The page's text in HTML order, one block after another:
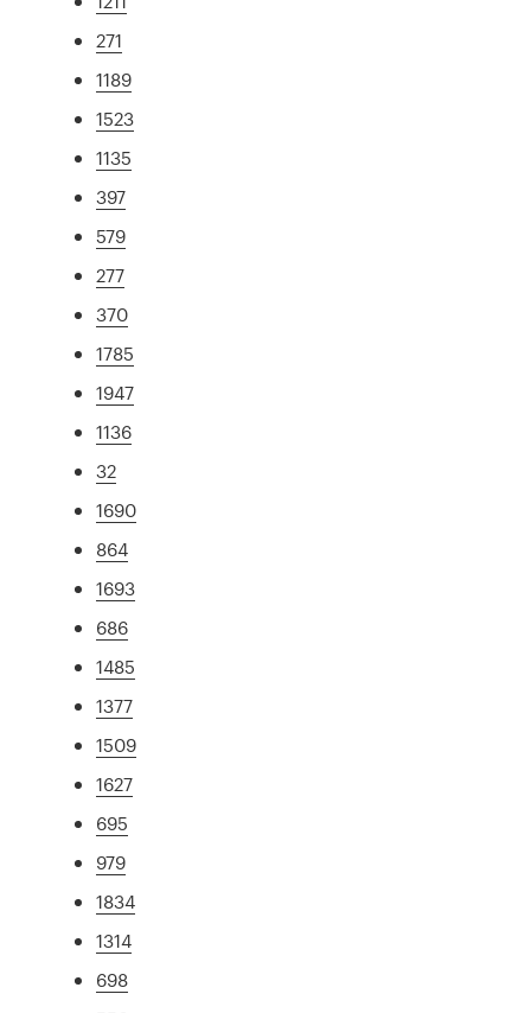
271
1189
1523
1135
397
579
277
370
1785
1947
1136
32
1690
864
1693
686
1485
1377
1509
1627
695
979
1834
1314
698